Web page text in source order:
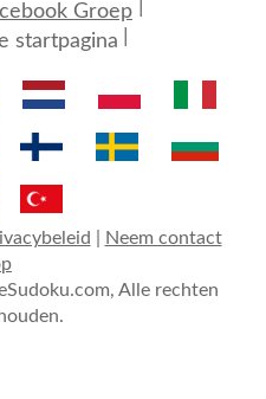
Groep
startpagina
Neem contact
Alle rechten